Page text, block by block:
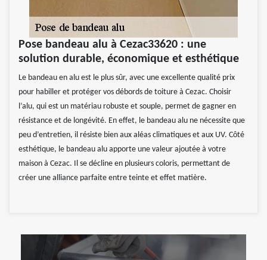
Pose bandeau alu à Cezac33620 : une
solution durable, économique et esthétique
Le bandeau en alu est le plus sûr, avec une excellente qualité prix
pour habiller et protéger vos débords de toiture à Cezac. Choisir
l’alu, qui est un matériau robuste et souple, permet de gagner en
résistance et de longévité. En effet, le bandeau alu ne nécessite que
peu d’entretien, il résiste bien aux aléas climatiques et aux UV. Côté
esthétique, le bandeau alu apporte une valeur ajoutée à votre
maison à Cezac. Il se décline en plusieurs coloris, permettant de
créer une alliance parfaite entre teinte et effet matière.